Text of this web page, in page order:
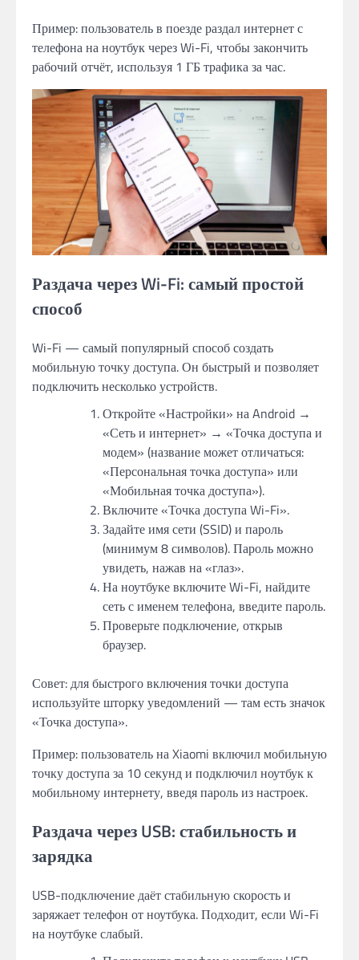
Пример: пользователь в поезде раздал интернет с
телефона на ноутбук через Wi-Fi, чтобы закончить
рабочий отчёт, используя 1 ГБ трафика за час.
Раздача через Wi-Fi: самый простой
способ
Wi-Fi — самый популярный способ создать
мобильную точку доступа. Он быстрый и позволяет
подключить несколько устройств.
Откройте «Настройки» на Android →
«Сеть и интернет» → «Точка доступа и
модем» (название может отличаться:
«Персональная точка доступа» или
«Мобильная точка доступа»).
Включите «Точка доступа Wi-Fi».
Задайте имя сети (SSID) и пароль
(минимум 8 символов). Пароль можно
увидеть, нажав на «глаз».
На ноутбуке включите Wi-Fi, найдите
сеть с именем телефона, введите пароль.
Проверьте подключение, открыв
браузер.
Совет: для быстрого включения точки доступа
используйте шторку уведомлений — там есть значок
«Точка доступа».
Пример: пользователь на Xiaomi включил мобильную
точку доступа за 10 секунд и подключил ноутбук к
мобильному интернету, введя пароль из настроек.
Раздача через USB: стабильность и
зарядка
USB-подключение даёт стабильную скорость и
заряжает телефон от ноутбука. Подходит, если Wi-Fi
на ноутбуке слабый.